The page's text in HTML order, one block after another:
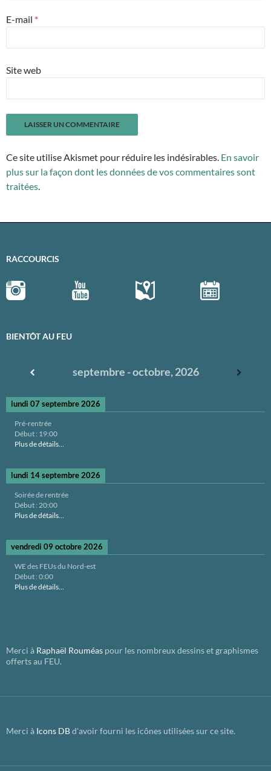
E-mail *
Site web
Ce site utilise Akismet pour réduire les indésirables. En savoir
plus sur la façon dont les données de vos commentaires sont
traitées.
RACCOURCIS
BIENTÔT AU FEU
septembre - octobre, 2026
lundi 07 septembre 2026
Pré-rentrée
Début : 19:00
Plus de détails...
lundi 14 septembre 2026
Soirée de rentrée
Début : 20:00
Plus de détails...
vendredi 09 octobre 2026
WE des FEUs du Nord-est
Début : 0:00
Plus de détails...
Merci à Raphaël Rouméas pour les nombreux dessins et graphismes
offerts au FEU.
Merci à Icons DBd'avoir fourni les icônes utilisées sur ce site.